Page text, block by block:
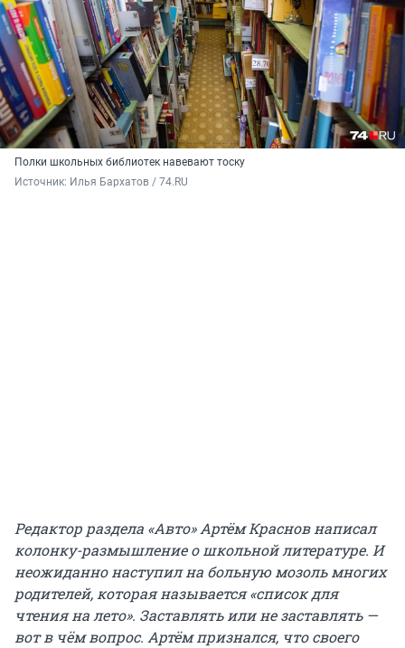
Полки школьных библиотек навевают тоску
Источник: Илья Бархатов / 74.RU
Редактор раздела «Авто» Артём Краснов написал
колонку-размышление о школьной литературе. И
неожиданно наступил на больную мозоль многих
родителей, которая называется «список для
чтения на лето». Заставлять или не заставлять —
вот в чём вопрос. Артём признался, что своего